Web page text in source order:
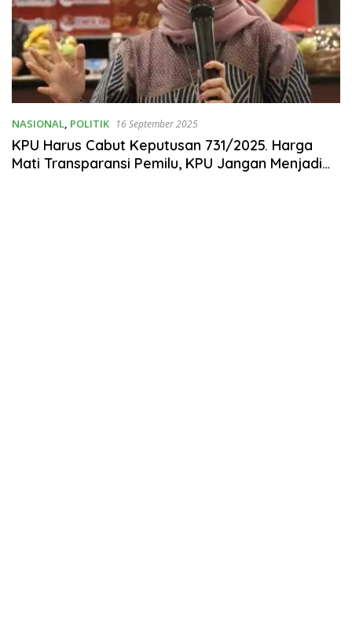
NASIONAL, POLITIK 16 September 2025
KPU Harus Cabut Keputusan 731/2025. Harga
Mati Transparansi Pemilu, KPU Jangan Menjadi